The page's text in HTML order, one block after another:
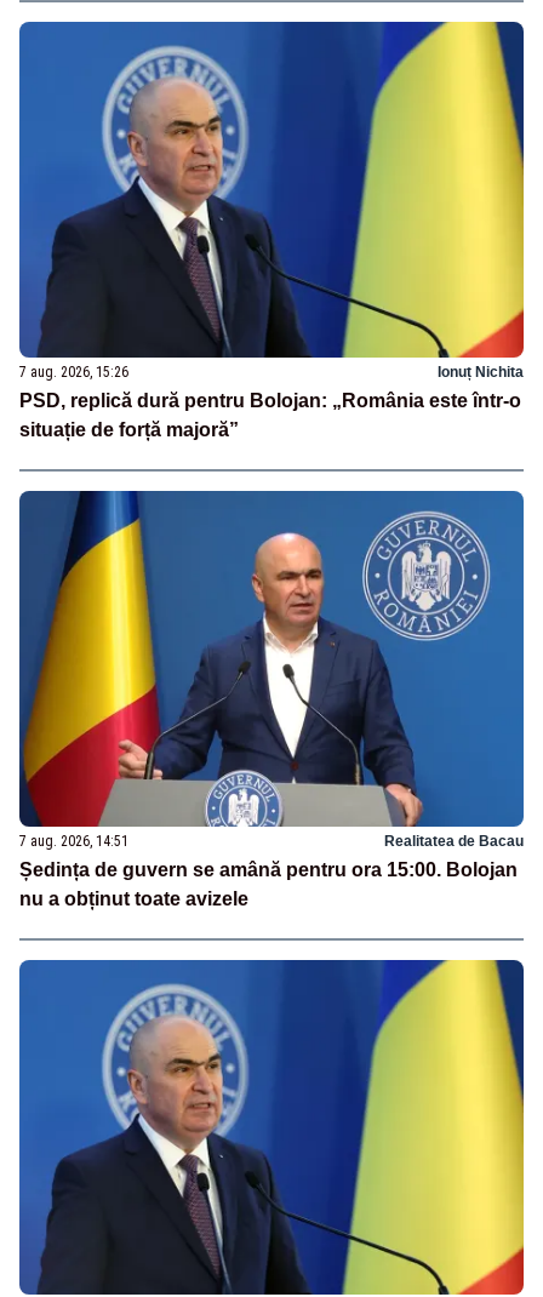
7 aug. 2026, 15:26 Ionuț Nichita
PSD, replică dură pentru Bolojan: „România este într-o
situație de forță majoră”
7 aug. 2026, 14:51 Realitatea de Bacau
Ședința de guvern se amână pentru ora 15:00. Bolojan
nu a obținut toate avizele